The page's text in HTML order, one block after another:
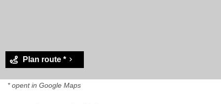
Plan route *
* opent in Google Maps